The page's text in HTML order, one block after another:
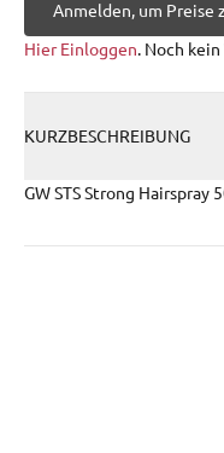
Anmelden, um Preise
Hier Einloggen. Noch
KURZBESCHREIBUNG
GW STS Strong Hairspray